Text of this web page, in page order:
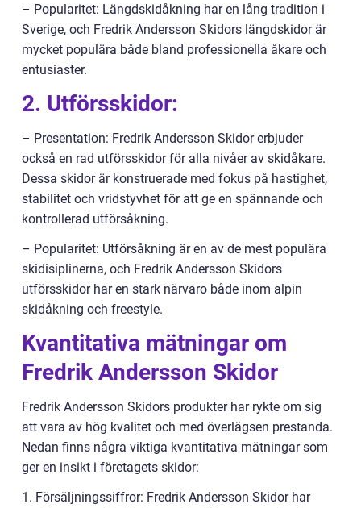
– Popularitet: Längdskidåkning har en lång tradition i
Sverige, och Fredrik Andersson Skidors längdskidor är
mycket populära både bland professionella åkare och
entusiaster.
2. Utförsskidor:
– Presentation: Fredrik Andersson Skidor erbjuder
också en rad utförsskidor för alla nivåer av skidåkare.
Dessa skidor är konstruerade med fokus på hastighet,
stabilitet och vridstyvhet för att ge en spännande och
kontrollerad utförsåkning.
– Popularitet: Utförsåkning är en av de mest populära
skidisiplinerna, och Fredrik Andersson Skidors
utförsskidor har en stark närvaro både inom alpin
skidåkning och freestyle.
Kvantitativa mätningar om
Fredrik Andersson Skidor
Fredrik Andersson Skidors produkter har rykte om sig
att vara av hög kvalitet och med överlägsen prestanda.
Nedan finns några viktiga kvantitativa mätningar som
ger en insikt i företagets skidor:
1. Försäljningssiffror: Fredrik Andersson Skidor har